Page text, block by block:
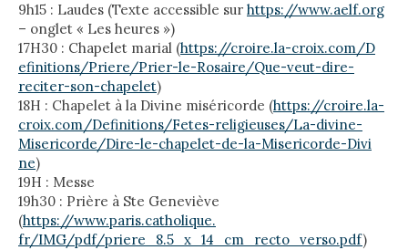
9h15 : Laudes (Texte accessible sur https://www.aelf.org
– onglet « Les heures »)
17H30 : Chapelet marial (https://croire.la-croix.com/D
efinitions/Priere/Prier-le-Rosaire/Que-veut-dire-
reciter-son-chapelet)
18H : Chapelet à la Divine miséricorde (https://croire.la-
croix.com/Definitions/Fetes-religieuses/La-divine-
Misericorde/Dire-le-chapelet-de-la-Misericorde-Divi
ne)
19H : Messe
19h30 : Prière à Ste Geneviève
(https://www.paris.catholique.
fr/IMG/pdf/priere_8.5_x_14_cm_ recto_verso.pdf)